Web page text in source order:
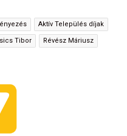
Aktív Település díjak
Tibor Révész Máriusz